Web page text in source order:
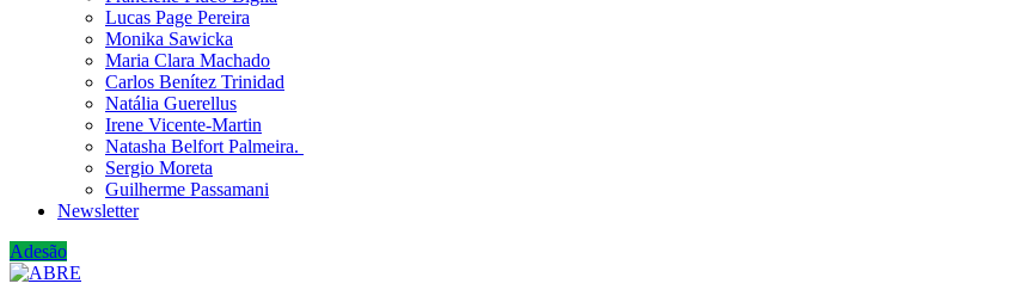
Lucas Page Pereira
Monika Sawicka
Maria Clara Machado
Carlos Benítez Trinidad
Natália Guerellus
Irene Vicente-Martin
Natasha Belfort Palmeira.
Sergio Moreta
Guilherme Passamani
Newsletter
Adesão